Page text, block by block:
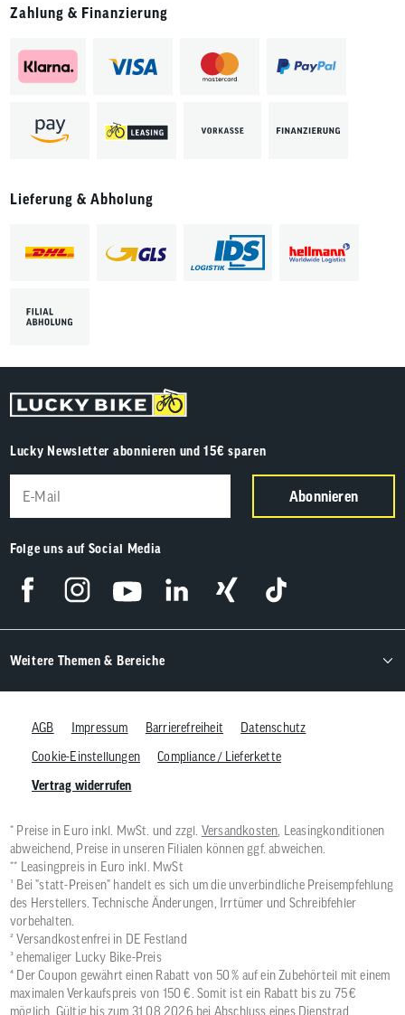
Zahlung & Finanzierung
Lieferung & Abholung
Lucky Newsletter abonnieren und 15€ sparen
Abonnieren
Folge uns auf Social Media
Weitere Themen & Bereiche
AGB Impressum Barrierefreiheit
Datenschutz
Cookie-Einstellungen
Compliance / Lieferkette
Vertrag widerrufen
* Preise in Euro inkl. MwSt. und zzgl. Versandkosten , Leasingkonditionen
abweichend, Preise in unseren Filialen können ggf. abweichen.
** Leasingpreis in Euro inkl. MwSt
¹ Bei "statt-Preisen" handelt es sich um die unverbindliche Preisempfehlung
des Herstellers. Technische Änderungen, Irrtümer und Schreibfehler
vorbehalten.
² Versandkostenfrei in DE Festland
³ ehemaliger Lucky Bike-Preis
⁴ Der Coupon gewährt einen Rabatt von 50 % auf ein Zubehörteil mit einem
maximalen Verkaufspreis von 150 €. Somit ist ein Rabatt bis zu 75 €
möglich. Gültig bis zum 31.08.2026 bei Abschluss eines Dienstrad